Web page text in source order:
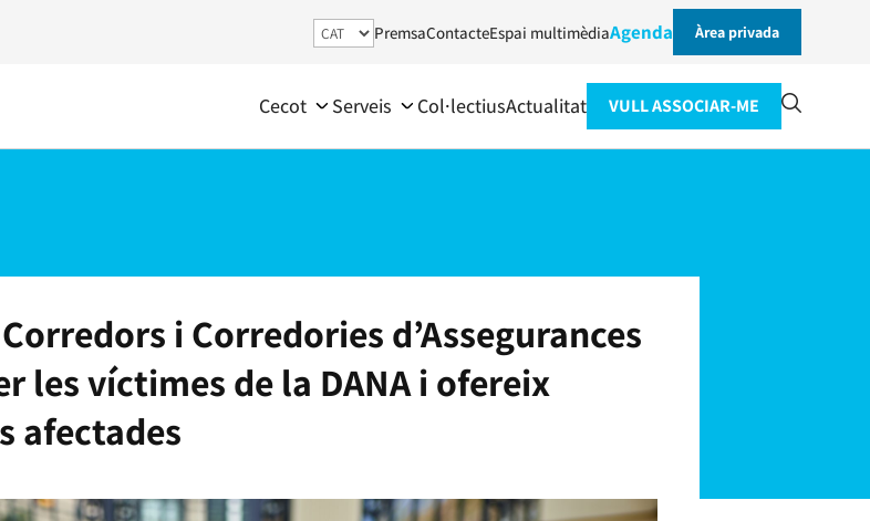
PremsaContacteEspai multimèdiaAgenda Àrea privada
Cecot Serveis Col·lectiusActualitat VULL ASSOCIAR-ME
i Corredories d’Assegurances
les víctimes de la DANA i ofereix
afectades